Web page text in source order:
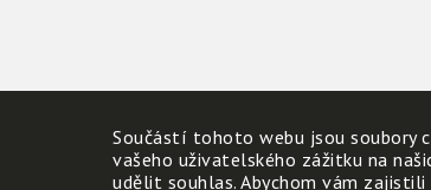
Součástí tohoto webu jsou soubory
vašeho uživatelského zážitku na
udělit souhlas. Abychom vám